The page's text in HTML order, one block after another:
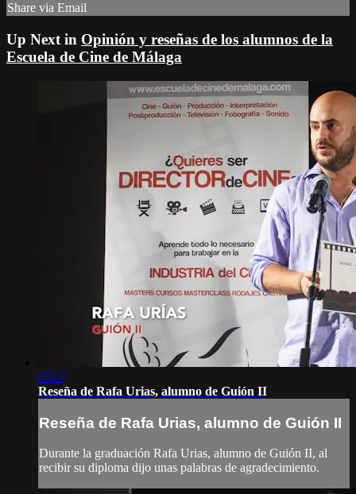
Share via Email
Up Next in Opinión y reseñas de los alumnos de la
Escuela de Cine de Málaga
00:27
Reseña de Rafa Urias, alumno de Guión II
Reseña de Rafa Urias, alumno de Guión II
Durante la graduación Rafa Urias, alumno de Guión II, al
recibir su diploma dijo unas palabras de agradecimiento.